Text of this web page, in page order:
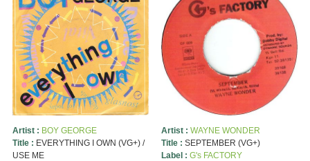
Artist : BOY GEORGE
Title : EVERYTHING I OWN (VG+) /
USE ME
Artist : WAYNE WONDER
Title : SEPTEMBER (VG+)
Label : G's FACTORY